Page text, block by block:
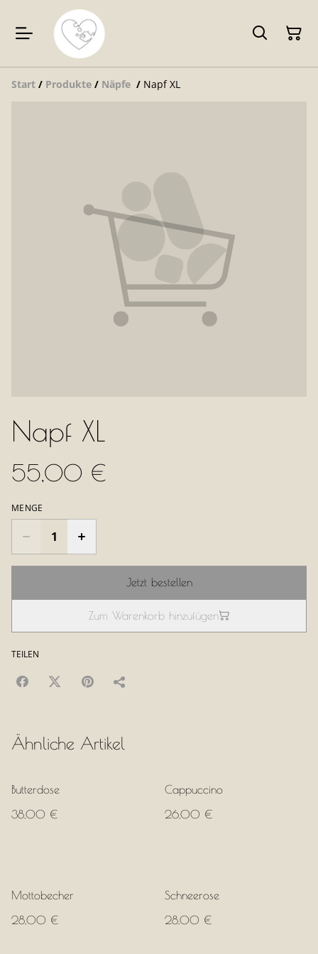
Start / Produkte / Näpfe / Napf XL
Napf XL
55,00 €
MENGE
Jetzt bestellen
Zum Warenkorb hinzufügen
TEILEN
Ähnliche Artikel
Butterdose
38,00 €
Cappuccino
26,00 €
Mottobecher
28,00 €
Schneerose
28,00 €